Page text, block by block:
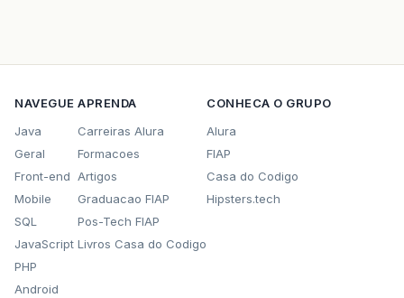
NAVEGUE
Java
Geral
Front-end
Mobile
SQL
JavaScript
PHP
Android
APRENDA
Carreiras Alura
Formacoes
Artigos
Graduacao FIAP
Pos-Tech FIAP
Livros Casa do Codigo
CONHECA O GRUPO
Alura
FIAP
Casa do Codigo
Hipsters.tech